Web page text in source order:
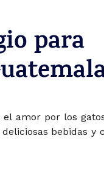
para
amor por los
bebidas y